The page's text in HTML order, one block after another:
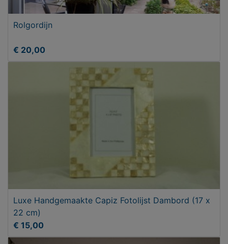
Rolgordijn
€ 20,00
Luxe Handgemaakte Capiz Fotolijst Dambord (17 x
22 cm)
€ 15,00